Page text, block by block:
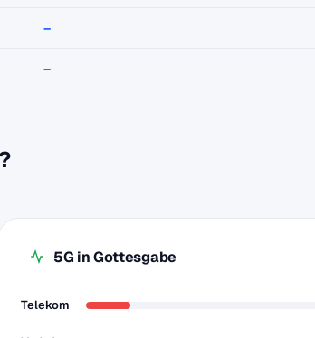
–
–
5G in Gottesgabe
Telekom